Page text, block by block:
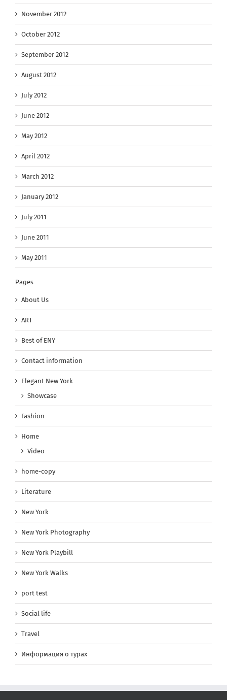
November 2012
October 2012
September 2012
August 2012
July 2012
June 2012
May 2012
April 2012
March 2012
January 2012
July 2011
June 2011
May 2011
Pages
About Us
ART
Best of ENY
Contact information
Elegant New York
Showcase
Fashion
Home
Video
home-copy
Literature
New York
New York Photography
New York Playbill
New York Walks
port test
Social life
Travel
Информация о турах